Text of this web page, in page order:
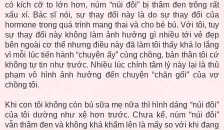
có kích cỡ to lớn hơn, núm “núi đôi” bị thâm đen trông rất
xấu xí. Bác sĩ nói, sự thay đổi này là do sự thay đổi của
hormone trong quá trình mang thai và cho bé bú. Với tôi, tuy
sự thay đổi này không làm ảnh hưởng gì nhiều tới vẻ đẹp
bên ngoài cơ thể nhưng điều này đã làm tôi thấy khá lo lắng
vì mỗi lúc tiến hành “chuyện ấy” cùng chồng, bản thân tôi cứ
không tự tin như trước. Nhiều lúc chính tâm lý này lại là thủ
phạm vô hình ảnh hưởng đến chuyện “chăn gối” của vợ
chồng tôi.
Khi con tôi không còn bú sữa mẹ nữa thì hình dáng “núi đôi”
của tôi dường như xệ hơn trước. Chưa kể, núm “núi đôi”
vẫn thâm đen và không khá khẩm lên là mấy so với khi đang